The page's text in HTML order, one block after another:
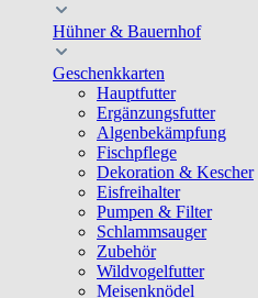
Hühner & Bauernhof
Geschenkkarten
Hauptfutter
Ergänzungsfutter
Algenbekämpfung
Fischpflege
Dekoration & Kescher
Eisfreihalter
Pumpen & Filter
Schlammsauger
Zubehör
Wildvogelfutter
Meisenknödel